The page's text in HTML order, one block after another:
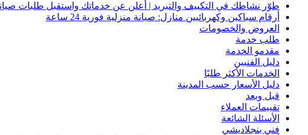
طوّر نشاطك في التكييف والتبريد | أعلن عن خدماتك واستقبل طلبات
أرقام سباكين وكهربائيين منازل: صيانة منزلية فورية 24 ساعة
العروض والخصومات
طلب خدمة
مقدمو الخدمة
دليل الفنيين
الخدمات الأكثر طلبًا
دليل الأسعار حسب المدينة
قبل وبعد
تقييمات العملاء
الأسئلة الشائعة
فني بنجلاديشي